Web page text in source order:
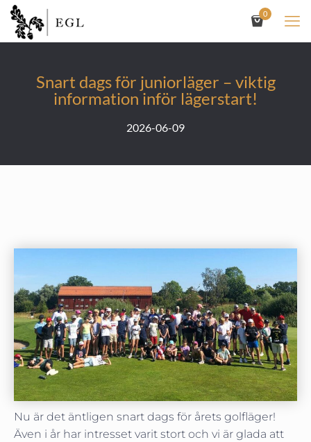
0
Snart dags för juniorläger – viktig
information inför lägerstart!
2026-06-09
Nu är det äntligen snart dags för årets golfläger!
Även i år har intresset varit stort och vi är glada att